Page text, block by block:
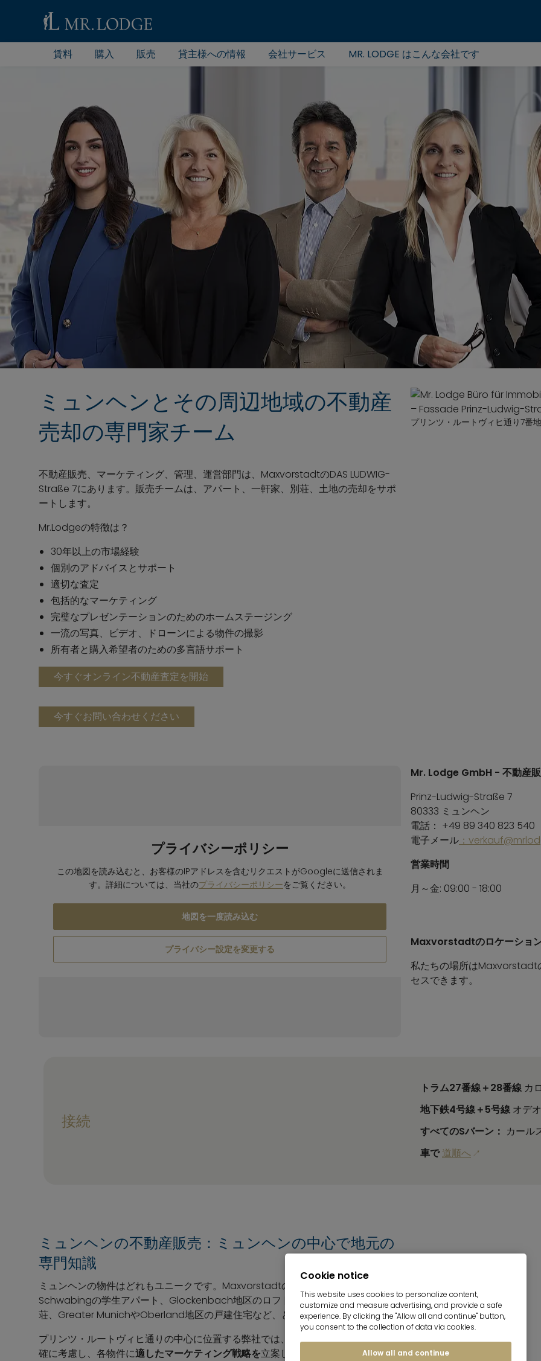
賃料 購入 販売 貸主様への情報 会社サービス MR. LODGE はこんな会社です
ミュンヘンとその周辺地域の不動産
売却の専門家チーム
不動産販売、マーケティング、管理、運営部門は、MaxvorstadtのDAS LUDWIG-
Straße 7にあります。販売チームは、アパート、一軒家、別荘、土地の売却をサポ
ートします。
Mr.Lodgeの特徴は？
30年以上の市場経験
個別のアドバイスとサポート
適切な査定
包括的なマーケティング
完璧なプレゼンテーションのためのホームステージング
一流の写真、ビデオ、ドローンによる物件の撮影
所有者と購入希望者のための多言語サポート
今すぐオンライン不動産査定を開始
今すぐお問い合わせください
プリンツ・ルートヴィヒ通り7番
プライバシーポリシー
この地図を読み込むと、お客様のIPアドレスを含むリクエストがGoogleに送信されま
す。詳細については、当社のプライバシーポリシーをご覧ください。
地図を一度読み込む
プライバシー設定を変更する
Mr. Lodge GmbH - 不動産
Prinz-Ludwig-Straße 7
80333 ミュンヘン
電話： +49 89 340 823 540
電子メール ：
営業時間
月～金: 09:00 - 18:00
Maxvorstadtのロケーショ
私たちの場所はMaxvorstadt
セスできます。
接続
トラム27番線＋28番線 カ
地下鉄4号線＋5号線 オデ
すべてのSバーン： カール
車で 道順へ
ミュンヘンの不動産販売：ミュンヘンの中心で地元の
専門知識
ミュンヘンの物件はどれもユニークです。Maxvorstadtの1LDKや2LDK、
Schwabingの学生アパート、Glockenbach地区のロフト、Bogenhausenの別
荘、Greater MunichやOberland地区の戸建住宅など、どの物件も個性的です。
プリンツ・ルートヴィヒ通りの中心に位置する弊社では、立地やターゲット層を的
確に考慮し、各物件に適したマーケティング戦略を立案します。
Cookie notice
This website uses cookies to personalize content,
customize and measure advertising, and provide a safe
experience. By clicking the "Allow all and continue" button,
you consent to the collection of data via cookies.
Allow all and continue